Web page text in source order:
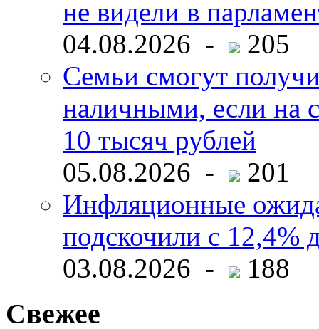
не видели в
04.08.2026 -
205
Семьи смогут
наличными, если на
10 тысяч рублей
05.08.2026 -
201
Инфляционные
подскочили с 12,4%
03.08.2026 -
188
Свежее